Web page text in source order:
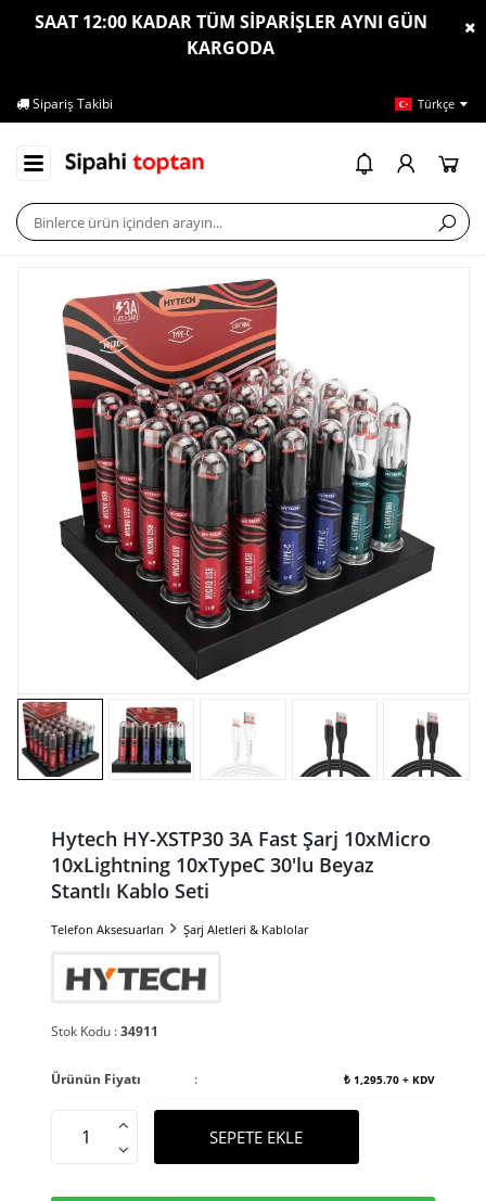
SAAT 12:00 KADAR TÜM SİPARİŞLER AYNI GÜN
KARGODA
Sipariş Takibi Türkçe
Hytech HY-XSTP30 3A Fast Şarj 10xMicro
10xLightning 10xTypeC 30'lu Beyaz
Stantlı Kablo Seti
Telefon Aksesuarları Şarj Aletleri & Kablolar
Stok Kodu :34911
Ürünün Fiyatı : ₺1,295.70 + KDV
SEPETE EKLE